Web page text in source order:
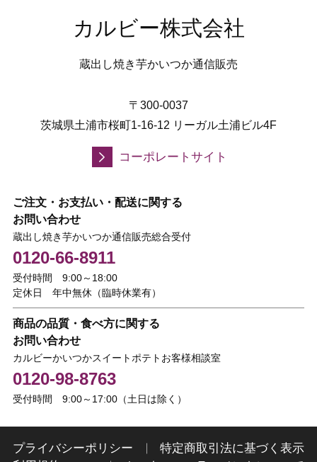
カルビー株式会社
蔵出し焼き芋かいつか通信販売
〒300-0037
茨城県土浦市桜町1-16-12 リーガル土浦ビル4F
コーポレートサイト
ご注文・お支払い・配送に関する
お問い合わせ
蔵出し焼き芋かいつか通信販売総合受付
0120-66-8911
受付時間 9:00～18:00
定休日 年中無休（臨時休業有）
商品の品質・食べ方に関する
お問い合わせ
カルビーかいつかスイートポテトお客様相談室
0120-98-8763
受付時間 9:00～17:00（土日は除く）
プライバシーポリシー
特定商取引法に基づく表示